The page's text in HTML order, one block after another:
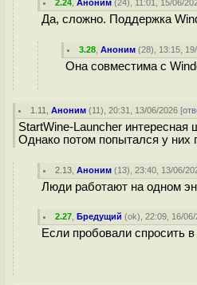
2.24 ,Аноним (24), 11:01, 15/06/
Да, сложно. Поддержка
3.28 ,Аноним (28), 13:15,
Она совместима с
1.11 ,Аноним (11), 20:31, 13/06/2026 [
StartWine-Launcher интересная
Однако потом попытался у них
2.13 ,Аноним (13), 23:40, 13/06/
Люди работают на одном
2.27 ,Бредущий (ok), 22:09, 16/
Если пробовали спросить